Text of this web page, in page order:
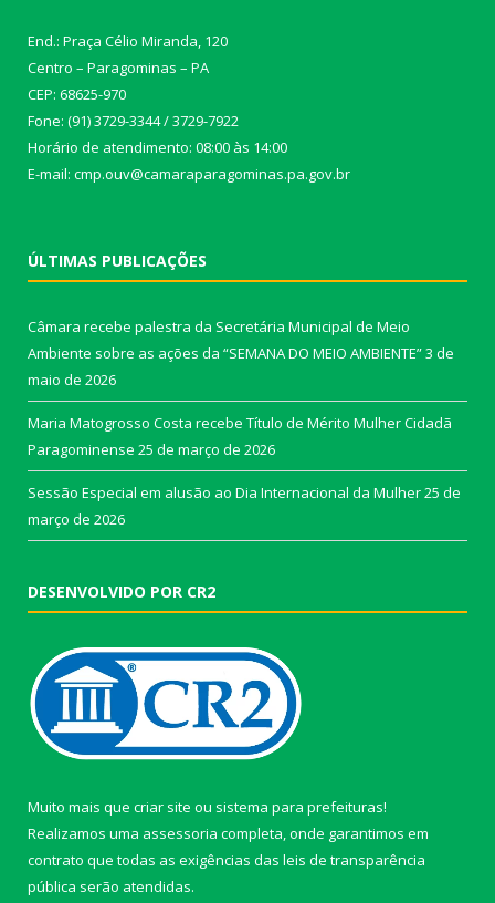
End.: Praça Célio Miranda, 120
Centro – Paragominas – PA
CEP: 68625-970
Fone: (91) 3729-3344 / 3729-7922
Horário de atendimento: 08:00 às 14:00
E-mail: cmp.ouv@camaraparagominas.pa.gov.br
ÚLTIMAS PUBLICAÇÕES
Câmara recebe palestra da Secretária Municipal de Meio
Ambiente sobre as ações da “SEMANA DO MEIO AMBIENTE”3 de
maio de 2026
Maria Matogrosso Costa recebe Título de Mérito Mulher Cidadã
Paragominense 25 de março de 2026
Sessão Especial em alusão ao Dia Internacional da Mulher25 de
março de 2026
DESENVOLVIDO POR CR2
Muito mais que criar site ou sistema para prefeituras!
Realizamos uma assessoria completa, onde garantimos em
contrato que todas as exigências das leis de transparência
pública serão atendidas.